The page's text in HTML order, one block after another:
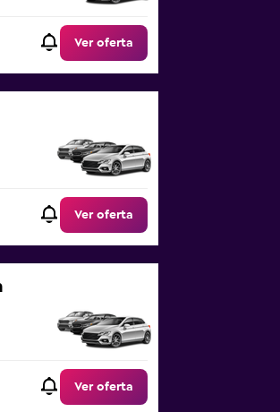
Ver oferta
Ver oferta
Ver oferta